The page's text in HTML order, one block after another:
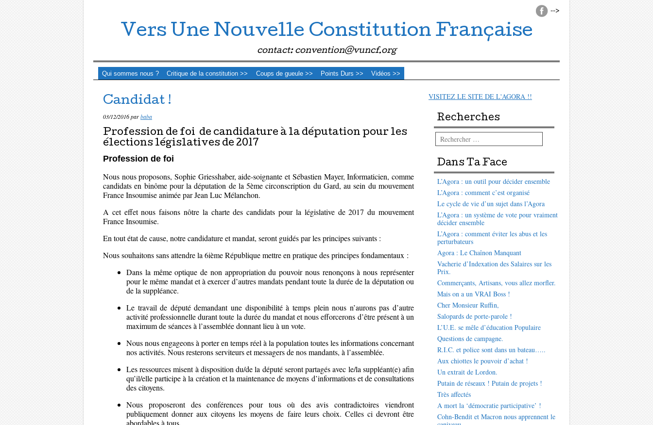
Vers Une Nouvelle Constitution Française
contact: convention@vuncf.org
Menu ☰
Passer directement au contenu
Qui sommes nous ? Critique de la constitution >> Coups de gueule >> Points Durs >> Vidéos >>
-->
Candidat !
03/12/2016parbaba
Profession de foi de candidature à la députation pour les
élections législatives de 2017
Profession de foi
Nous nous proposons, Sophie Griesshaber, aide-soignante et Sébastien Mayer, Informaticien, comme
candidats en binôme pour la députation de la 5ème circonscription du Gard, au sein du mouvement
France Insoumise animée par Jean Luc Mélanchon.
A cet effet nous faisons nôtre la charte des candidats pour la législative de 2017 du mouvement
France Insoumise.
En tout état de cause, notre candidature et mandat, seront guidés par les principes suivants :
Nous souhaitons sans attendre la 6ième République mettre en pratique des principes fondamentaux :
Dans la même optique de non appropriation du pouvoir nous renonçons à nous représenter
pour le même mandat et à exercer d’autres mandats pendant toute la durée de la députation ou
de la suppléance.
Le travail de député demandant une disponibilité à temps plein nous n’aurons pas d’autre
activité professionnelle durant toute la durée du mandat et nous efforcerons d’être présent à un
maximum de séances à l’assemblée donnant lieu à un vote.
Nous nous engageons à porter en temps réel à la population toutes les informations concernant
nos activités. Nous resterons serviteurs et messagersde nos mandants, à l’assemblée.
Les ressources misent à disposition du/de la député seront partagés avec le/la suppléant(e) afin
qu’il/elle participe à la création et la maintenance de moyens d’informations et de consultations
des citoyens.
Nous proposeront des conférences pour tous où des avis contradictoires viendront
publiquement donner aux citoyens les moyens de faire leurs choix. Celles ci devront être
abordables à tous.
VISITEZ LE SITE DE L'AGORA !!
Recherches
Rechercher
Dans Ta Face
L’Agora : un outil pour décider ensemble
L’Agora : comment c’est organisé
Le cycle de vie d’un sujet dans l’Agora
L’Agora : un système de vote pour vraiment
décider ensemble
L’Agora : comment éviter les abus et les
perturbateurs
Agora : Le Chaînon Manquant
Vacherie d’Indexation des Salaires sur les
Prix.
Commerçants, Artisans, vous allez morfler.
Mais on a un VRAI Boss !
Cher Monsieur Ruffin,
Salopards de porte-parole !
L’U.E. se mêle d’éducation Populaire
Questions de campagne.
R.I.C. et police sont dans un bateau…..
Aux chiottes le pouvoir d’achat !
Un extrait de Lordon.
Putain de réseaux ! Putain de projets !
Très affectés
A mort la ‘démocratie participative’ !
Cohn-Bendit et Macron nous apprennent le